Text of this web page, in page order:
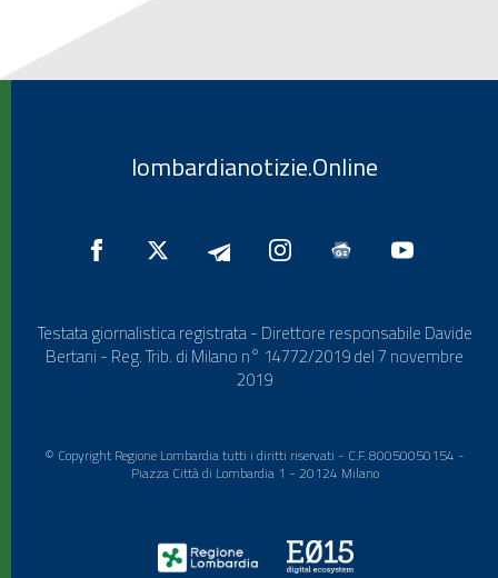
lombardianotizie.Online
Testata giornalistica registrata - Direttore responsabile Davide
Bertani - Reg. Trib. di Milano n° 14772/2019 del 7 novembre
2019
© Copyright Regione Lombardia tutti i diritti riservati - C.F. 80050050154 -
Piazza Città di Lombardia 1 - 20124 Milano